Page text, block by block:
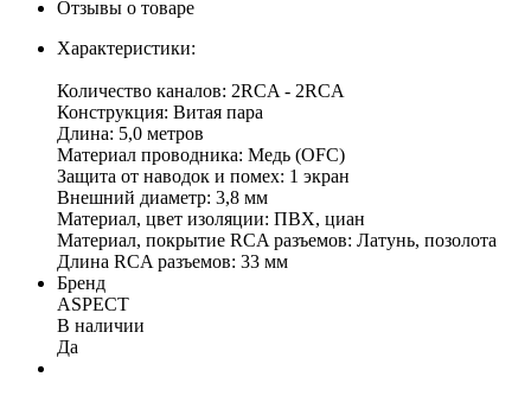
Отзывы о товаре
Характеристики:
Количество каналов: 2RCA - 2RCA
Конструкция: Витая пара
Длина: 5,0 метров
Материал проводника: Медь (OFC)
Защита от наводок и помех: 1 экран
Внешний диаметр: 3,8 мм
Материал, цвет изоляции: ПВХ, циан
Материал, покрытие RCA разъемов: Латунь, позолота
Длина RCA разъемов: 33 мм
Бренд
ASPECT
В наличии
Да